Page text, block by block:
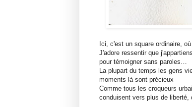
Ici, c'est un square ordinaire,
J'adore ressentir que
pour témoigner sans paroles…
La plupart du temps les gens
moments là sont précieux
Comme tous les croqueurs
conduisent vers plus de